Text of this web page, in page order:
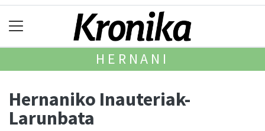
HERNANI
Hernaniko Inauteriak-
Larunbata